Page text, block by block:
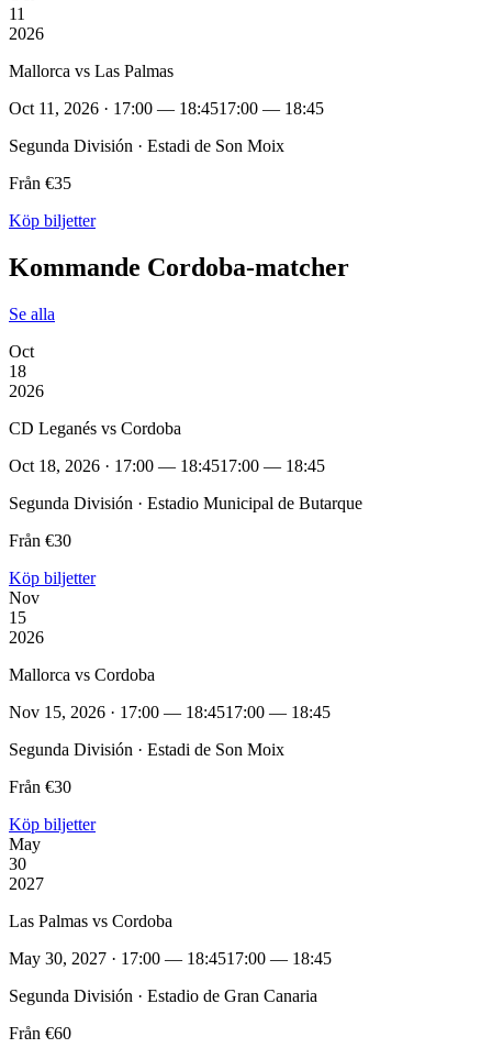
11
2026
Mallorca vs Las Palmas
Oct 11, 2026 · 17:00 — 18:4517:00 — 18:45
Segunda División · Estadi de Son Moix
Från €35
Köp biljetter
Kommande Cordoba‑matcher
Se alla
Oct
18
2026
CD Leganés vs Cordoba
Oct 18, 2026 · 17:00 — 18:4517:00 — 18:45
Segunda División · Estadio Municipal de Butarque
Från €30
Köp biljetter
Nov
15
2026
Mallorca vs Cordoba
Nov 15, 2026 · 17:00 — 18:4517:00 — 18:45
Segunda División · Estadi de Son Moix
Från €30
Köp biljetter
May
30
2027
Las Palmas vs Cordoba
May 30, 2027 · 17:00 — 18:4517:00 — 18:45
Segunda División · Estadio de Gran Canaria
Från €60